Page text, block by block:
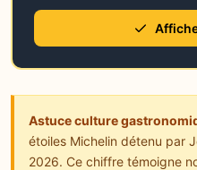
Astuce culture
étoiles Michelin détenu par
2026. Ce chiffre témoigne